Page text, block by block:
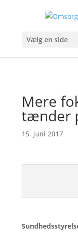
Vælg en side
Mere
tænder
15. juni 2017